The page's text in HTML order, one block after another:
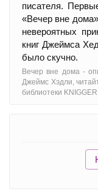
писателя.
«Вечер вне
невероятных
книг Джеймса
было скучно.
Вечер вне дома -
Джеймс Хэдли,
библиотеки